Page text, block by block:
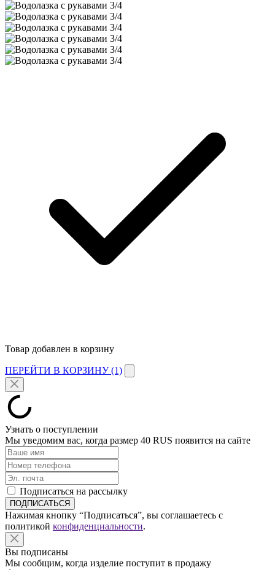
Товар добавлен в корзину
ПЕРЕЙТИ В КОРЗИНУ (1)
Узнать о поступлении
Мы уведомим вас, когда размер 40 RUS появится на сайте
Подписаться на рассылку
Нажимая кнопку “Подписаться”, вы соглашаетесь с
политикой конфиденциальности.
Вы подписаны
Мы сообщим, когда изделие поступит в продажу